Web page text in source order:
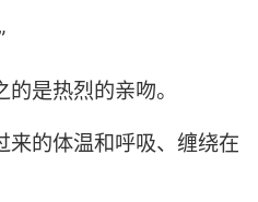
是热烈的亲吻。
来的体温和呼吸、缠绕在